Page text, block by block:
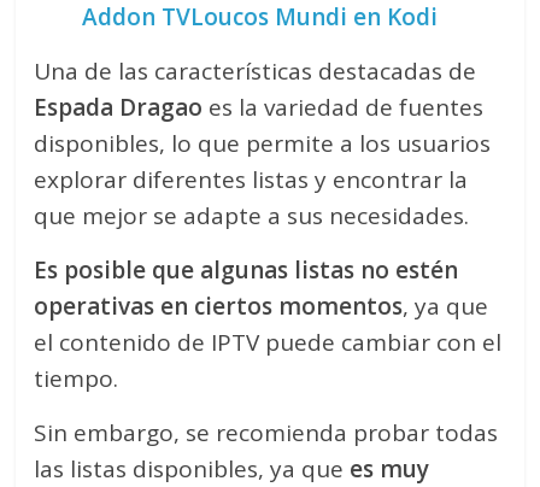
Addon TVLoucos Mundi en Kodi
Una de las características destacadas de
Espada Dragao es la variedad de fuentes
disponibles, lo que permite a los usuarios
explorar diferentes listas y encontrar la
que mejor se adapte a sus necesidades.
Es posible que algunas listas no estén
operativas en ciertos momentos, ya que
el contenido de IPTV puede cambiar con el
tiempo.
Sin embargo, se recomienda probar todas
las listas disponibles, ya que es muy